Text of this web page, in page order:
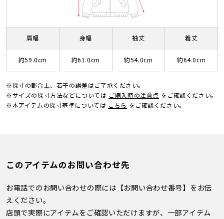
肩幅
約59.0cm
身幅
約61.0cm
袖丈
約54.0cm
着丈
約64.0cm
※採寸の都合上、若干の誤差はご了承ください。
※サイズの採寸方法などについては ご購入時の注意点 をご確認ください。
※本アイテムの採寸基準については こちら をご確認ください。
このアイテムのお問い合わせ先
お電話でのお問い合わせの際には【お問い合わせ番号】をお伝
えください。
店頭で実際にアイテムをご確認いただけますが、一部アイテム